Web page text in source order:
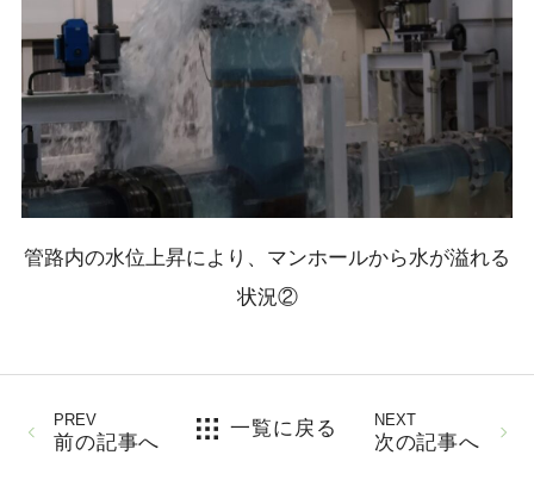
管路内の水位上昇により、マンホールから水が溢れる
状況②
PREV
前の記事へ
一覧に戻る NEXT
次の記事へ